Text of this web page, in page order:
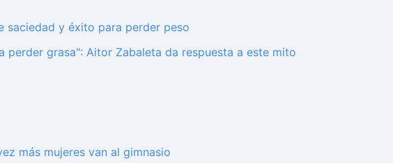
saciedad y éxito para perder peso
perder grasa": Aitor Zabaleta da respuesta a este mito
más mujeres van al gimnasio